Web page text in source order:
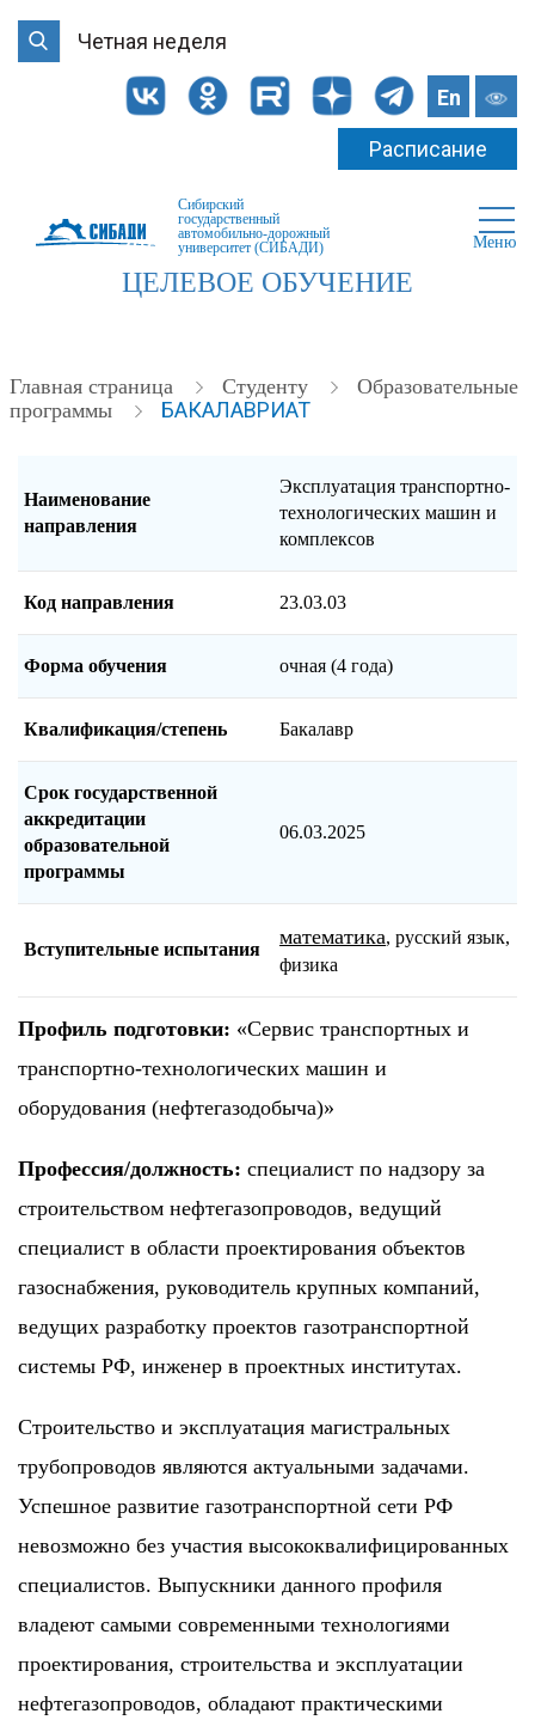
Четная неделя
En
Расписание
Сибирский
государственный
автомобильно-дорожный
университет (СИБАДИ)
Меню
ЦЕЛЕВОЕ ОБУЧЕНИЕ
Главная страница Студенту
Образовательные
программы
БАКАЛАВРИАТ
Наименование
направления
Эксплуатация транспортно-
технологических машин и
комплексов
Код направления 23.03.03
Форма обучения очная (4 года)
Квалификация/степень Бакалавр
Срок государственной
аккредитации
образовательной
программы
06.03.2025
Вступительные испытания
математика, русский язык,
физика
Профиль подготовки: «Сервис транспортных и
транспортно-технологических машин и
оборудования (нефтегазодобыча)»
Профессия/должность: специалист по надзору за
строительством нефтегазопроводов, ведущий
специалист в области проектирования объектов
газоснабжения, руководитель крупных компаний,
ведущих разработку проектов газотранспортной
системы РФ, инженер в проектных институтах.
Строительство и эксплуатация магистральных
трубопроводов являются актуальными задачами.
Успешное развитие газотранспортной сети РФ
невозможно без участия высококвалифицированных
специалистов. Выпускники данного профиля
владеют самыми современными технологиями
проектирования, строительства и эксплуатации
нефтегазопроводов, обладают практическими